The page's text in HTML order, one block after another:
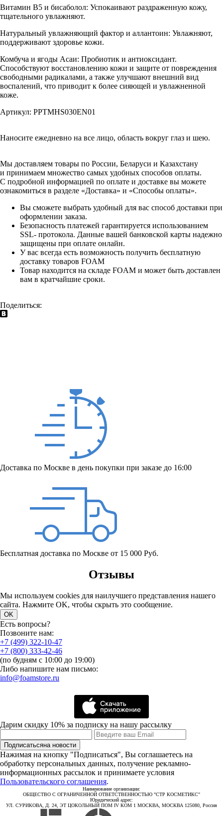
Витамин B5 и бисаболол: Успокаивают раздраженную кожу,
тщательного увлажняют.
Натуральный увлажняющий фактор и аллантоин: Увлажняют,
поддерживают здоровье кожи.
Комбуча и ягоды Асаи: Пробиотик и антиоксидант.
Способствуют восстановлению кожи и защите от повреждения
свободными радикалами, а также улучшают внешний вид
воспалений, что приводит к более сияющей и увлажненной
коже.
Артикул: PPTMHS030EN01
Наносите ежедневно на все лицо, область вокруг глаз и шею.
Мы доставляем товары по России, Беларуси и Казахстану
и принимаем множество самых удобных способов оплаты.
С подробной информацией по оплате и доставке вы можете
ознакомиться в разделе «Доставка» и «Способы оплаты».
Вы сможете выбрать удобный для вас способ доставки при
оформлении заказа.
Безопасность платежей гарантируется использованием
SSL- протокола. Данные вашей банковской карты надежно
защищены при оплате онлайн.
У вас всегда есть возможность получить бесплатную
доставку товаров FOAM
Товар находится на складе FOAM и может быть доставлен
вам в кратчайшие сроки.
Поделиться:
Доставка по Москве в день покупки при заказе до 16:00
Бесплатная доставка по Москве от 15 000 Руб.
Отзывы
Мы используем cookies для наилучшего представления нашего
сайта. Нажмите OK, чтобы скрыть это сообщение.
OK
Есть вопросы?
Позвоните нам:
+7 (499) 322-10-47
+7 (800) 333-42-46
(по будням с 10:00 до 19:00)
Либо напишите нам письмо:
info@foamstore.ru
Дарим скидку 10% за подписку на нашу рассылку
Подписатьсяна новости
Нажимая на кнопку "Подписаться", Вы соглашаетесь на
обработку персональных данных, получение рекламно-
информационных рассылок и принимаете условия
Пользовательского соглашения.
Наименование организации:
ОБЩЕСТВО С ОГРАНИЧЕННОЙ ОТВЕТСТВЕННОСТЬЮ "СТР КОСМЕТИКС"
Юридический адрес:
УЛ. СУРИКОВА, Д. 24, ЭТ ЦОКОЛЬНЫЙ ПОМ IV КОМ 1 МОСКВА, МОСКВА 125080, Россия